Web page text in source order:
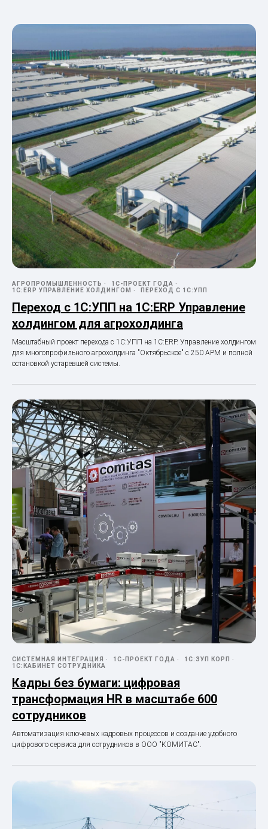
АГРОПРОМЫШЛЕННОСТЬ
1С-ПРОЕКТ ГОДА
1С:ERP УПРАВЛЕНИЕ ХОЛДИНГОМ
ПЕРЕХОД С 1С:УПП
Переход с 1С:УПП на 1С:ERP Управление
холдингом для агрохолдинга
Масштабный проект перехода с 1С:УПП на 1С:ERP. Управление холдингом
для многопрофильного агрохолдинга "Октябрьское" с 250 АРМ и полной
остановкой устаревшей системы.
СИСТЕМНАЯ ИНТЕГРАЦИЯ 1С-ПРОЕКТ ГОДА
1С:ЗУП КОРП
1С:КАБИНЕТ СОТРУДНИКА
Кадры без бумаги: цифровая
трансформация HR в масштабе 600
сотрудников
Автоматизация ключевых кадровых процессов и создание удобного
цифрового сервиса для сотрудников в ООО "КОМИТАС".